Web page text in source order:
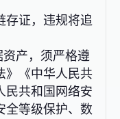
证，违规将追
产，须严格遵
》《中华人民共
民共和国网络安
全等级保护、数